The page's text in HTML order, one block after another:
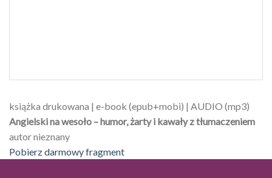
książka drukowana | e-book (epub+mobi) | AUDIO (mp3)
Angielski na wesoło – humor, żarty i kawały z tłumaczeniem
autor nieznany
Pobierz darmowy fragment